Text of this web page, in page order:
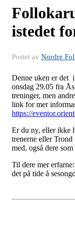
istedet
Postet av Nordre
Denne uken er det
onsdag 29.05 fra
treninger, men
link for mer
https://
Er du ny, eller ikke
trenerne eller
med, også dere
Til dere mer
det på tide å